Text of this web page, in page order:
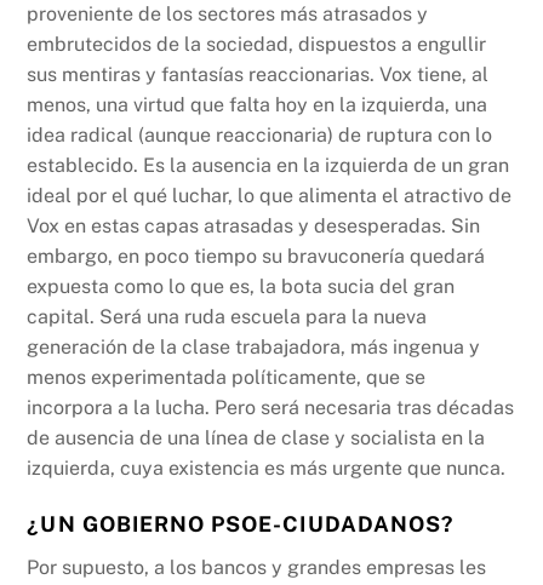
proveniente de los sectores más atrasados y
embrutecidos de la sociedad, dispuestos a engullir
sus mentiras y fantasías reaccionarias. Vox tiene, al
menos, una virtud que falta hoy en la izquierda, una
idea radical (aunque reaccionaria) de ruptura con lo
establecido. Es la ausencia en la izquierda de un gran
ideal por el qué luchar, lo que alimenta el atractivo de
Vox en estas capas atrasadas y desesperadas. Sin
embargo, en poco tiempo su bravuconería quedará
expuesta como lo que es, la bota sucia del gran
capital. Será una ruda escuela para la nueva
generación de la clase trabajadora, más ingenua y
menos experimentada políticamente, que se
incorpora a la lucha. Pero será necesaria tras décadas
de ausencia de una línea de clase y socialista en la
izquierda, cuya existencia es más urgente que nunca.
¿UN GOBIERNO PSOE-CIUDADANOS?
Por supuesto, a los bancos y grandes empresas les